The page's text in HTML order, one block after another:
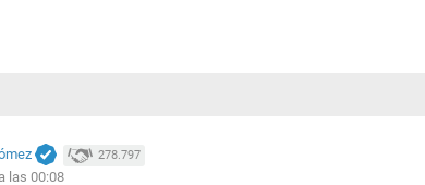
278.797
las 00:08